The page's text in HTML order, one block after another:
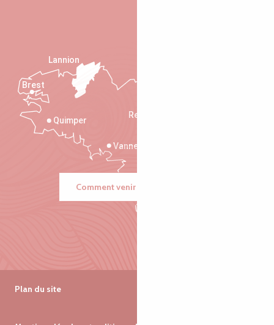
Rennes
Vannes
Quimper
Lannion
Brest
Comment venir ?
Plan du site